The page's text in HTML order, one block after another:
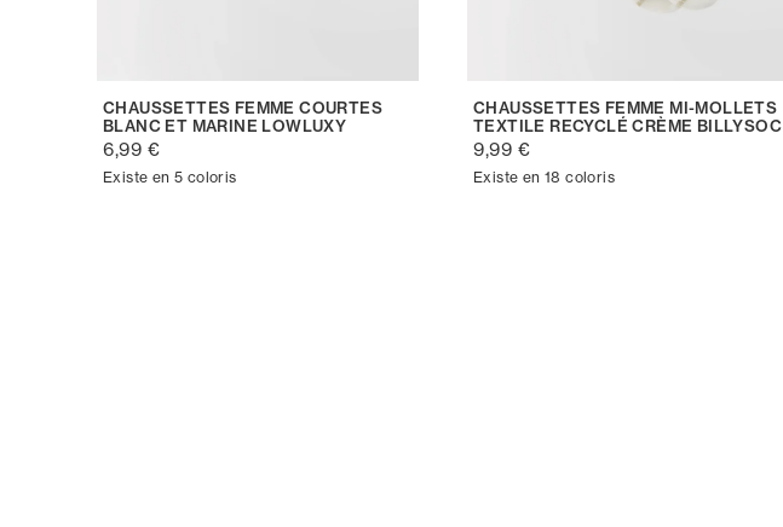
CHAUSSETTES FEMME COURTES
BLANC ET MARINE LOWLUXY
6,99 €
Existe en 5 coloris
CHAUSSETTES FEMME MI-MOLLETS
TEXTILE RECYCLÉ CRÈME BILLYSOC
9,99 €
Existe en 18 coloris